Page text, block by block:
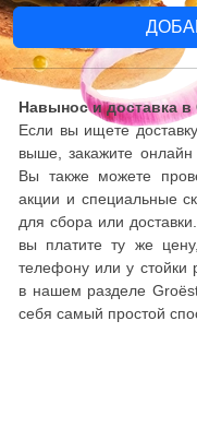
Навынос и доставка в
Если вы ищете
выше, закажите онлайн
Вы также можете
акции и специальные
для сбора или
вы платите ту же
телефону или у стойки
в нашем разделе
себя самый простой